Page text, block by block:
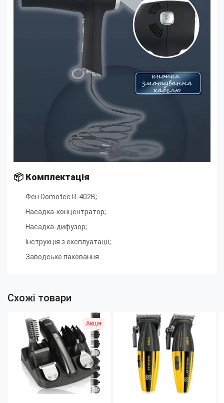
📦 Комплектація
Фен Domotec R-402B;
Насадка-концентратор;
Насадка-дифузор;
Інструкція з експлуатації;
Заводське паковання.
Схожі товари
Акція